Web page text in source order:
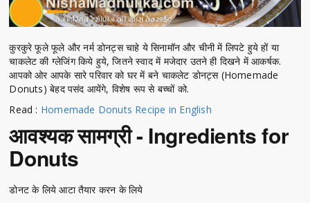
कुरकुरे फूले फूले और नर्म डोनट्स चाहे ये सिनामॉन और चीनी में लिपटे हुये हों या
चाकलेट की ग्लेजिंग किये हुये, जितने स्वाद में मजेदार उतने ही दिखने में आकर्षक.
आपको ओर आपके सारे परिवार को घर में बने चाकलेट डोनट्स (Homemade
Donuts) बेहद पसंद आयेंगे, विशेष रूप से बच्चों को.
Read : Homemade Donuts Recipe in English
आवश्यक सामग्री - Ingredients for
Donuts
डोनट के लिये आटा तैयार करन के लिये